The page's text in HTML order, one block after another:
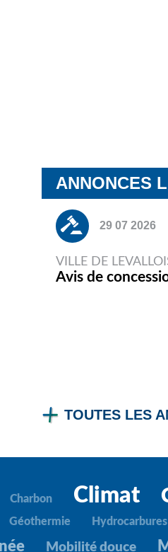
ANNONCES
29 07 2026
VILLE DE
Avis de
TOUTES LES
Charbon Climat
Géothermie
Mobilité douce